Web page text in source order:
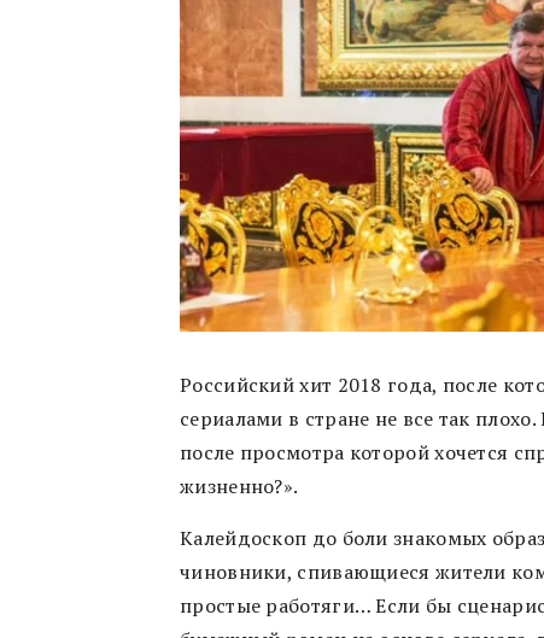
Российский хит 2018 года, после
сериалами в стране не все так
после просмотра которой хочется
жизненно?».
Калейдоскоп до боли знакомых
чиновники, спивающиеся жители
простые работяги… Если бы